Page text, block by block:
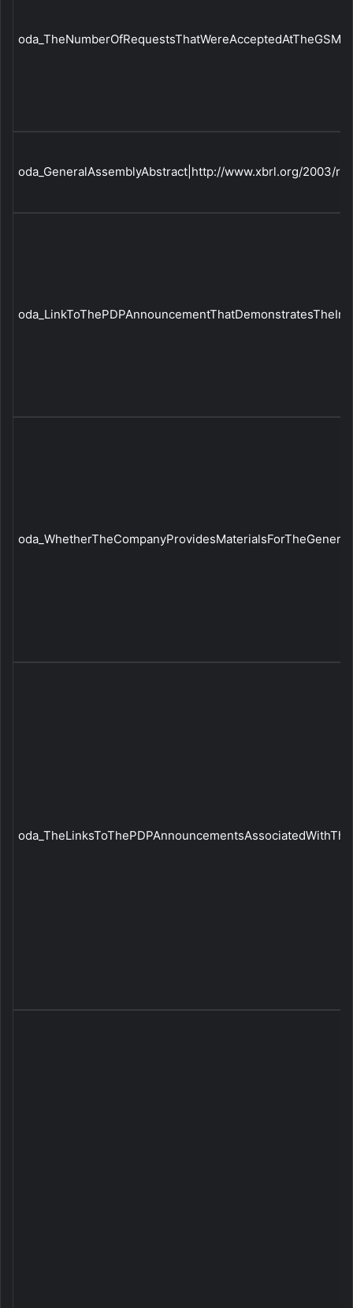
oda_TheNumberOfRequestsThatWereAcceptedAtTheGSM|
oda_GeneralAssemblyAbstract|http://www.xbrl.org/2003/